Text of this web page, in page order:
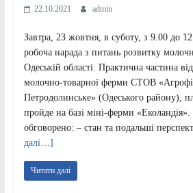
22.10.2021 admin
Завтра, 23 жовтня, в суботу, з 9.00 до
робоча нарада з питань розвитку
Одеській області. Практична частина
молочно-товарної ферми СТОВ
Петродолинське» (Одеського району),
пройде на базі міні-ферми
обговорено: – стан та подальші
далі…]
Читати далі